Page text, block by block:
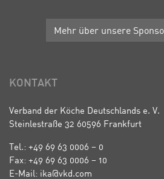
Mehr über unsere
KONTAKT
Verband der Köche Deutschlands e. V.
Steinlestraße 32 60596 Frankfurt
Tel.: +49 69 63 0006 – 0
Fax: +49 69 63 0006 – 10
E-Mail: ika@vkd.com